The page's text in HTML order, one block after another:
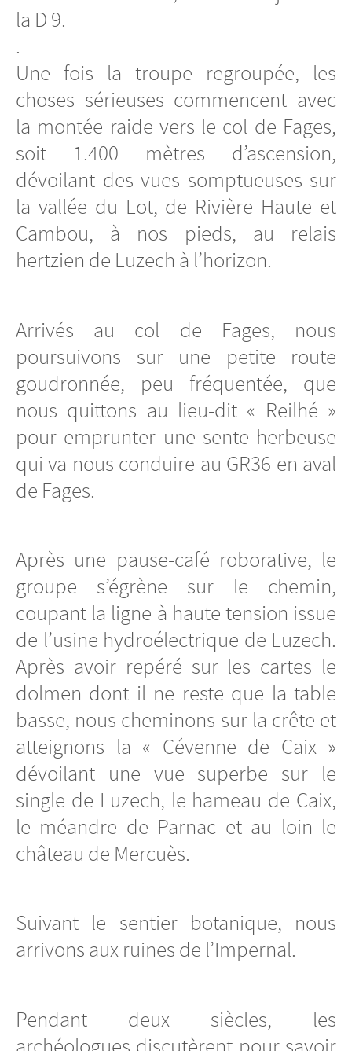
la D 9.
.
Une fois la troupe regroupée, les
choses sérieuses commencent avec
la montée raide vers le col de Fages,
soit 1.400 mètres d’ascension,
dévoilant des vues somptueuses sur
la vallée du Lot, de Rivière Haute et
Cambou, à nos pieds, au relais
hertzien de Luzech à l’horizon.
Arrivés au col de Fages, nous
poursuivons sur une petite route
goudronnée, peu fréquentée, que
nous quittons au lieu-dit « Reilhé »
pour emprunter une sente herbeuse
qui va nous conduire au GR36 en aval
de Fages.
Après une pause-café roborative, le
groupe s’égrène sur le chemin,
coupant la ligne à haute tension issue
de l’usine hydroélectrique de Luzech.
Après avoir repéré sur les cartes le
dolmen dont il ne reste que la table
basse, nous cheminons sur la crête et
atteignons la « Cévenne de Caix »
dévoilant une vue superbe sur le
single de Luzech, le hameau de Caix,
le méandre de Parnac et au loin le
château de Mercuès.
Suivant le sentier botanique, nous
arrivons aux ruines de l’Impernal.
Pendant deux siècles, les